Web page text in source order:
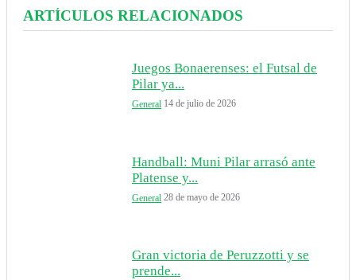
ARTÍCULOS RELACIONADOS
Juegos Bonaerenses: el Futsal de
Pilar ya...
General 14 de julio de 2026
Handball: Muni Pilar arrasó ante
Platense y...
General 28 de mayo de 2026
Gran victoria de Peruzzotti y se
prende...